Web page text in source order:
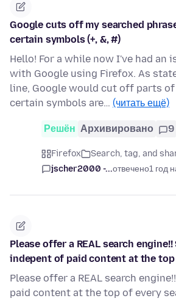
Google cuts off my searched
certain symbols (+, &, #)
Hello! For a while now I've had an
with Google using Firefox. As
line, Google would cut off parts
certain symbols are… (читать ещё)
Решён Архивировано 9
Firefox Search, tag, and
jscher2000 -...отвечено1 год
Please offer a REAL search
indepent of paid content at the top
Please offer a REAL search
paid content at the top of every